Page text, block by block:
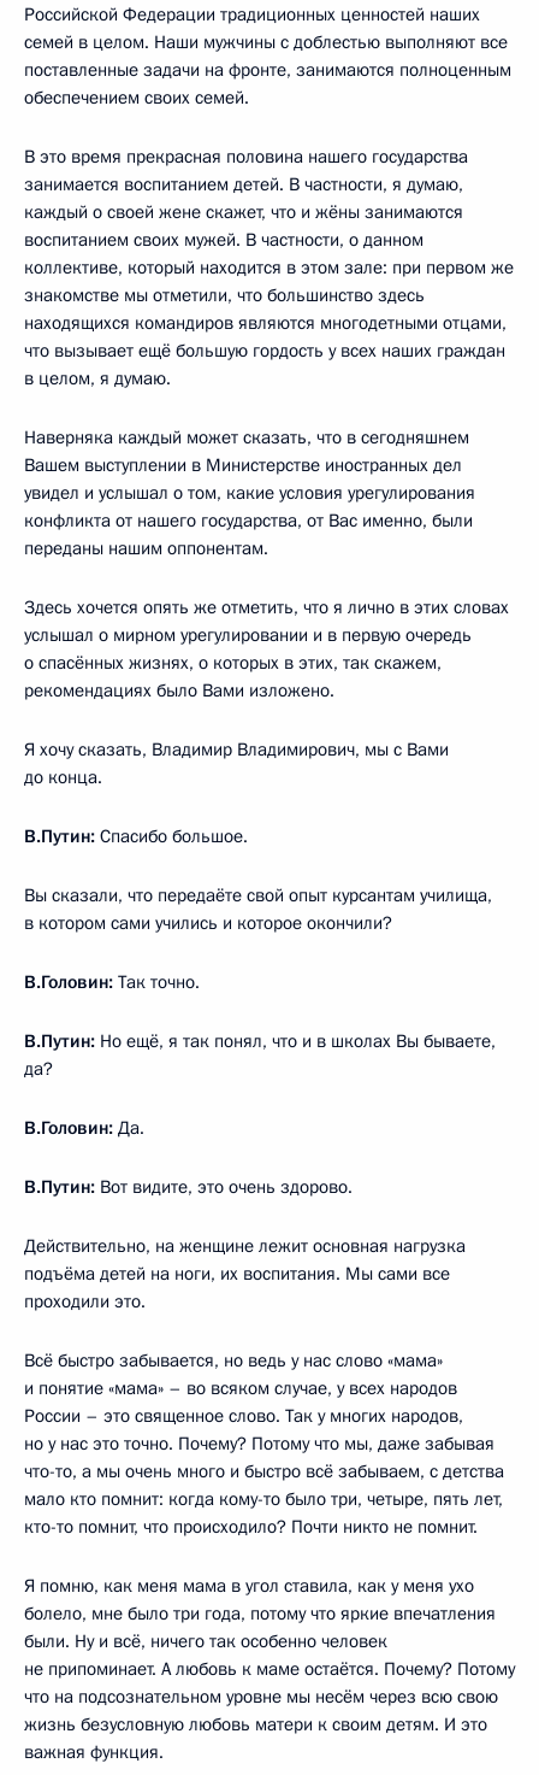
Российской Федерации традиционных ценностей наших
семей в целом. Наши мужчины с доблестью выполняют все
поставленные задачи на фронте, занимаются полноценным
обеспечением своих семей.
В это время прекрасная половина нашего государства
занимается воспитанием детей. В частности, я думаю,
каждый о своей жене скажет, что и жёны занимаются
воспитанием своих мужей. В частности, о данном
коллективе, который находится в этом зале: при первом же
знакомстве мы отметили, что большинство здесь
находящихся командиров являются многодетными отцами,
что вызывает ещё большую гордость у всех наших граждан
в целом, я думаю.
Наверняка каждый может сказать, что в сегодняшнем
Вашем выступлении в Министерстве иностранных дел
увидел и услышал о том, какие условия урегулирования
конфликта от нашего государства, от Вас именно, были
переданы нашим оппонентам.
Здесь хочется опять же отметить, что я лично в этих словах
услышал о мирном урегулировании и в первую очередь
о спасённых жизнях, о которых в этих, так скажем,
рекомендациях было Вами изложено.
Я хочу сказать, Владимир Владимирович, мы с Вами
до конца.
В.Путин: Спасибо большое.
Вы сказали, что передаёте свой опыт курсантам училища,
в котором сами учились и которое окончили?
В.Головин: Так точно.
В.Путин: Но ещё, я так понял, что и в школах Вы бываете,
да?
В.Головин: Да.
В.Путин: Вот видите, это очень здорово.
Действительно, на женщине лежит основная нагрузка
подъёма детей на ноги, их воспитания. Мы сами все
проходили это.
Всё быстро забывается, но ведь у нас слово «мама»
и понятие «мама» – во всяком случае, у всех народов
России – это священное слово. Так у многих народов,
но у нас это точно. Почему? Потому что мы, даже забывая
что-то, а мы очень много и быстро всё забываем, с детства
мало кто помнит: когда кому-то было три, четыре, пять лет,
кто-то помнит, что происходило? Почти никто не помнит.
Я помню, как меня мама в угол ставила, как у меня ухо
болело, мне было три года, потому что яркие впечатления
были. Ну и всё, ничего так особенно человек
не припоминает. А любовь к маме остаётся. Почему? Потому
что на подсознательном уровне мы несём через всю свою
жизнь безусловную любовь матери к своим детям. И это
важная функция.